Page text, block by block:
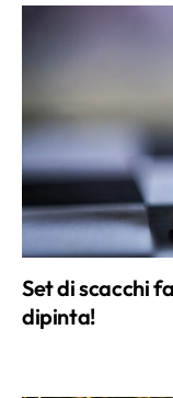
Set di scacchi
dipinta!